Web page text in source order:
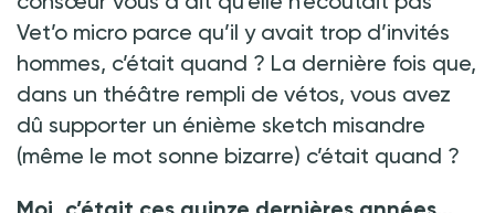
Vet’o micro parce qu’il y avait trop d’invités
hommes, c’était quand ? La dernière fois que,
dans un théâtre rempli de vétos, vous avez
dû supporter un énième sketch misandre
(même le mot sonne bizarre) c’était quand ?